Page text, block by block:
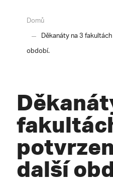
Domů
Děkanáty na 3
období.
další